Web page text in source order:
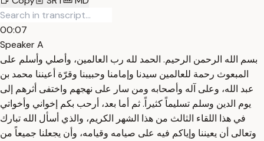
00:07
Speaker A
بسم الله الرحمن الرحيم. الحمد لله رب العالمين، وأصلي وأسلم على
المبعوث رحمة للعالمين سيدنا وإمامنا وحبيبنا وقرّة أعيننا محمد بن
عبد الله، وعلى آله وأصحابه ومن سار على نهجهم واختفى أثرهم إلى
يوم الدين وسلم تسليماً كثيراً. ثم أما بعد، أرحب بكم إخواني وأخواتي
في هذا اللقاء الثالث من هذا الشهر الكريم، والذي أسأل الله تبارك
وتعالى أن يعيننا وإياكم فيه على صيامه وقيامه، وأن يجعلنا جميعاً من